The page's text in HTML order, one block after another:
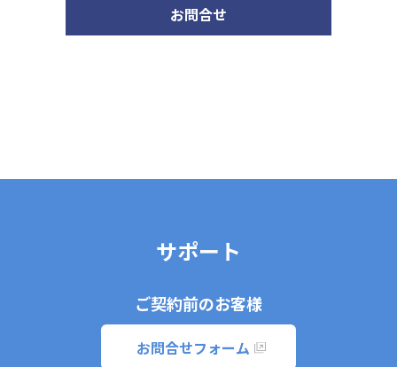
お問合せ
サポート
ご契約前のお客様
お問合せフォーム